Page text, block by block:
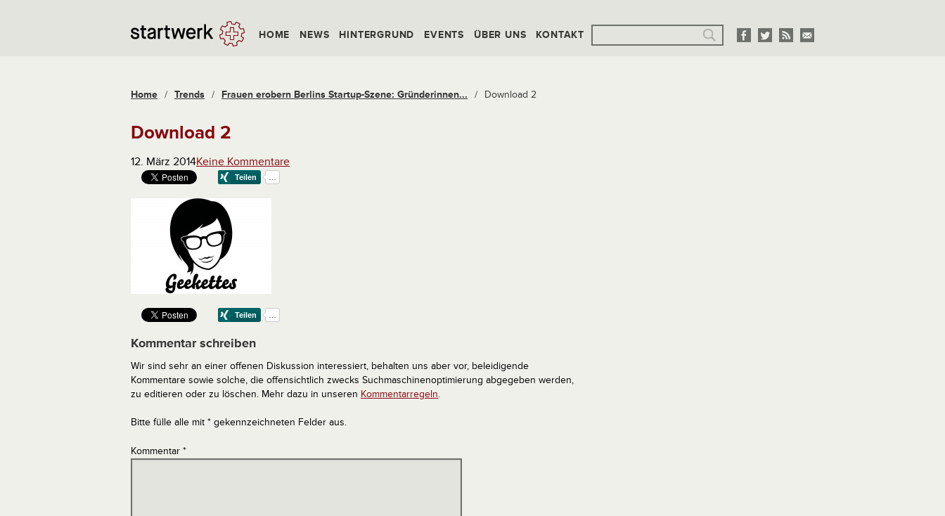
HOME NEWS HINTERGRUND EVENTS ÜBER UNS KONTAKT
Home / Trends / Frauen erobern Berlins Startup-Szene: Gründerinnen... / Download 2
Download 2
12. März 2014Keine Kommentare
Kommentar schreiben
Wir sind sehr an einer offenen Diskussion interessiert, behalten uns aber vor, beleidigende
Kommentare sowie solche, die offensichtlich zwecks Suchmaschinenoptimierung abgegeben werden,
zu editieren oder zu löschen. Mehr dazu in unseren Kommentarregeln.
Bitte fülle alle mit * gekennzeichneten Felder aus.
Kommentar *